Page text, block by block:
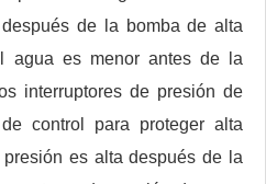
de la bomba de alta
agua es menor antes de la
interruptores de presión de
control para proteger alta
es alta después de la